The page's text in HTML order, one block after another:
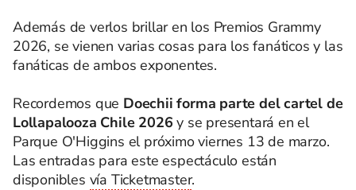
Además de verlos brillar en los Premios Grammy
2026, se vienen varias cosas para los fanáticos y las
fanáticas de ambos exponentes.
Recordemos que Doechii forma parte del cartel de
Lollapalooza Chile 2026 y se presentará en el
Parque O'Higgins el próximo viernes 13 de marzo.
Las entradas para este espectáculo están
disponibles vía Ticketmaster.